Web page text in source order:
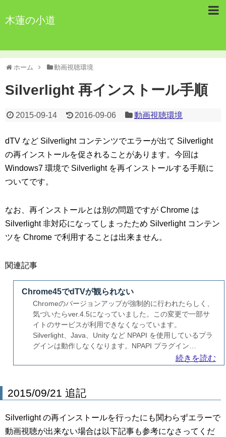
木蓮の小道
ホーム 動画視聴環境
Silverlight 再インストール手順
2015-09-14 2016-09-06 動画視聴環境
dTV など Silverlight コンテンツでエラーが出て Silverlight
の再インストールを促されることがあります。今回は
Windows7 環境で Silverlight を再インストールする手順に
ついてです。
なお、再インストールとは別の問題ですが Chrome は
Silverlight 非対応になってしまったため Silverlight コンテン
ツを Chrome で利用することは出来ません。
関連記事
Chrome45でdTVが観られない
Chromeのバージョンアップが強制的に行われたらしく、
気づいたらver.4.5になっていました。この変更で一部サ
イトのサービスが利用できなくなっています。
Silverlight、Java、Unity など NPAPI を使用しているプラ
グインは動作しなくなります。NPAPI プラグイン…
続きを読む
2015/09/21 追記
Silverlight の再インストールを行ったにも関わらずエラーで
動画視聴が出来ない場合は以下記事も参考になさってくだ